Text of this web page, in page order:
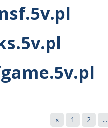
« 1 2 ...